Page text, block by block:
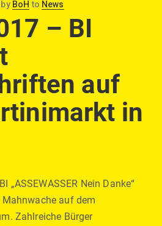
by BoH to News
– BI
auf
in
„ASSEWASSER Nein Danke“
auf dem
Zahlreiche Bürger